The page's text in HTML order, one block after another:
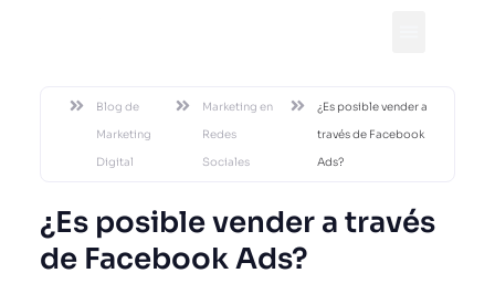
Blog de
Marketing
Digital
Marketing en
Redes
Sociales
¿Es posible vender a
través de Facebook
Ads?
¿Es posible vender a través
de Facebook Ads?